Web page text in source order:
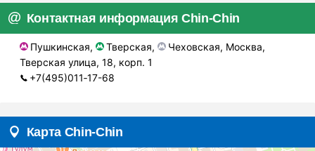
Контактная информация Chin-Chin
Пушкинская, Тверская,
Чеховская, Москва,
Тверская улица, 18, корп. 1
+7(495)011‑17-68
Карта Chin-Chin